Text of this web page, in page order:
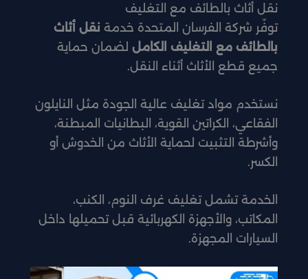
نقل أثاث بالطائف مع التغليف
توفّر شركة الفرسان المتحدة خدمة نقل أثاث
بالطائف مع التغليف الكامل لضمان حماية
جميع قطع الأثاث أثناء النقل.
نستخدم مواد تغليف عالية الجودة مثل النايلون
الفقاعي، الكراتين القوية، البطانيات المبطنة،
وأشرطة التثبيت لحماية الأثاث من الخدوش أو
الكسر.
الخدمة تشمل تغليف غرف النوم، الكنب،
المكاتب، والأجهزة الكهربائية قبل تحميلها داخل
السيارات المجهزة.